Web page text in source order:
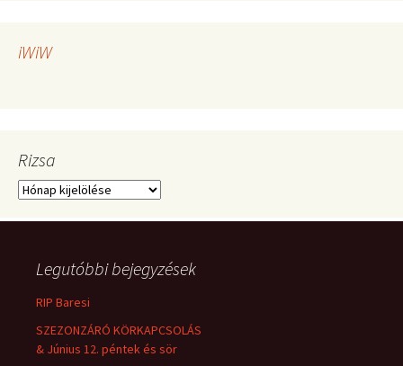
iWiW
Rizsa
Rizsa
Legutóbbi bejegyzések
RIP Baresi
SZEZONZÁRÓ KÖRKAPCSOLÁS
& Június 12. péntek és sör